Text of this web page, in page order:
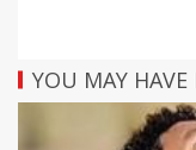
YOU MAY HAVE